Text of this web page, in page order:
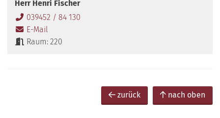
Herr Henri Fischer
039452 / 84 130
E-Mail
Raum: 220
zurück nach oben